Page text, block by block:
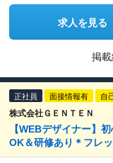
求人を見る
掲載
正社員 面接情報有 自
株式会社ＧＥＮＴＥＮ
【WEBデザイナー】
OK＆研修あり＊フレ